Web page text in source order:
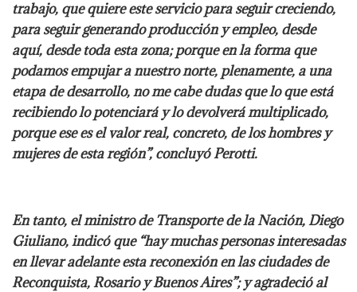
trabajo, que quiere este servicio para seguir creciendo,
para seguir generando producción y empleo, desde
aquí, desde toda esta zona; porque en la forma que
podamos empujar a nuestro norte, plenamente, a una
etapa de desarrollo, no me cabe dudas que lo que está
recibiendo lo potenciará y lo devolverá multiplicado,
porque ese es el valor real, concreto, de los hombres y
mujeres de esta región”, concluyó Perotti.
En tanto, el ministro de Transporte de la Nación, Diego
Giuliano, indicó que “hay muchas personas interesadas
en llevar adelante esta reconexión en las ciudades de
Reconquista, Rosario y Buenos Aires”; y agradeció al